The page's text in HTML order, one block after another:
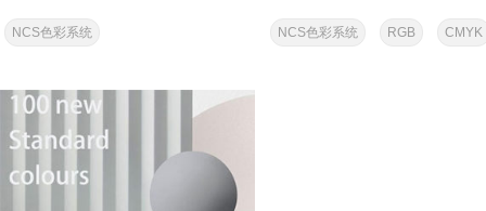
NCS色彩系统
NCS色彩系统 RGB CMYK